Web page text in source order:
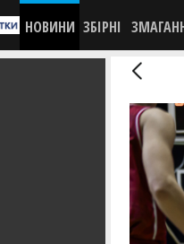
НОВИНИ ЗБІРНІ